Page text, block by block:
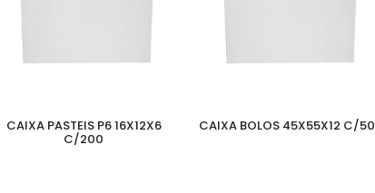
CAIXA PASTEIS P6 16X12X6
C/200
CAIXA BOLOS 45X55X12 C/50